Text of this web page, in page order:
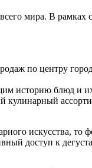
мира. В
по центру
историю блюд и
кулинарный
искусства, то
доступ к